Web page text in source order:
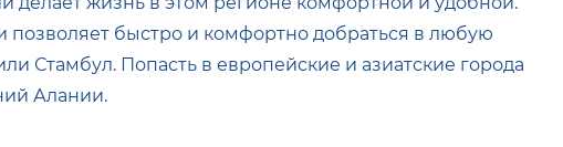
быстро и комфортно добраться в любую
Стамбул. Попасть в европейские и азиатские города
Алании.